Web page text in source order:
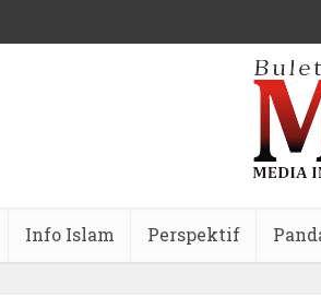
Info Islam Perspektif